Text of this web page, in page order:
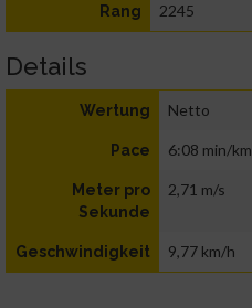
Rang 2245
Details
Wertung Netto
Pace 6:08 min/km
Meter pro
Sekunde
2,71 m/s
Geschwindigkeit 9,77 km/h